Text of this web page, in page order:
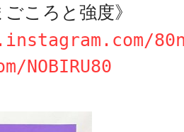
ころと強度》
NOBIRU80